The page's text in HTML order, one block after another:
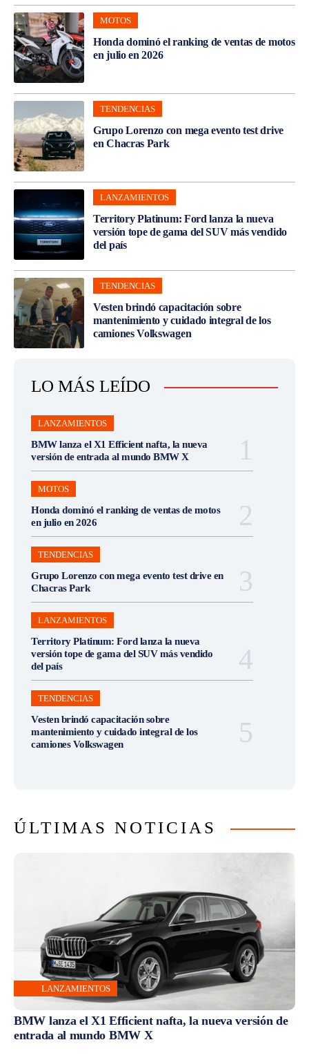
MOTOS
Honda dominó el ranking de ventas de motos
en julio en 2026
TENDENCIAS
Grupo Lorenzo con mega evento test drive
en Chacras Park
LANZAMIENTOS
Territory Platinum: Ford lanza la nueva
versión tope de gama del SUV más vendido
del país
TENDENCIAS
Vesten brindó capacitación sobre
mantenimiento y cuidado integral de los
camiones Volkswagen
LO MÁS LEÍDO
LANZAMIENTOS
BMW lanza el X1 Efficient nafta, la nueva
versión de entrada al mundo BMW X
MOTOS
Honda dominó el ranking de ventas de motos
en julio en 2026
TENDENCIAS
Grupo Lorenzo con mega evento test drive en
Chacras Park
LANZAMIENTOS
Territory Platinum: Ford lanza la nueva
versión tope de gama del SUV más vendido
del país
TENDENCIAS
Vesten brindó capacitación sobre
mantenimiento y cuidado integral de los
camiones Volkswagen
ÚLTIMAS NOTICIAS
LANZAMIENTOS
BMW lanza el X1 Efficient nafta, la nueva versión de
entrada al mundo BMW X